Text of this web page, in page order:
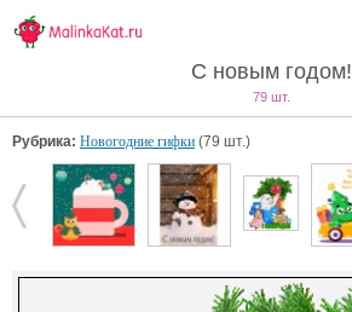
С новым годом!
79 шт.
Рубрика: Новогодние гифки (79 шт.)